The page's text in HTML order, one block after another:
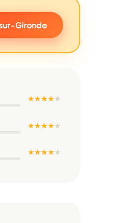
Gironde
★ ★ ★ ★★
★ ★ ★ ★★
★ ★ ★ ★★